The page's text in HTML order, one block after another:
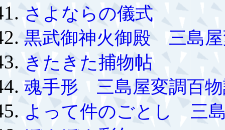
さよならの儀式
黒武御神火御殿 三島屋
きたきた捕物帖
魂手形 三島屋変調百物
よって件のごとし 三